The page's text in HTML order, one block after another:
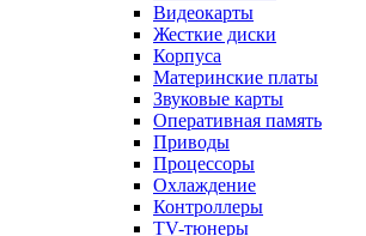
Видеокарты
Жесткие диски
Корпуса
Материнские платы
Звуковые карты
Оперативная память
Приводы
Процессоры
Охлаждение
Контроллеры
TV-тюнеры